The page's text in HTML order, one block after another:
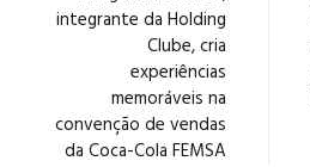
integrante da Holding
Clube, cria
experiências
memoráveis na
convenção de vendas
da Coca-Cola FEMSA